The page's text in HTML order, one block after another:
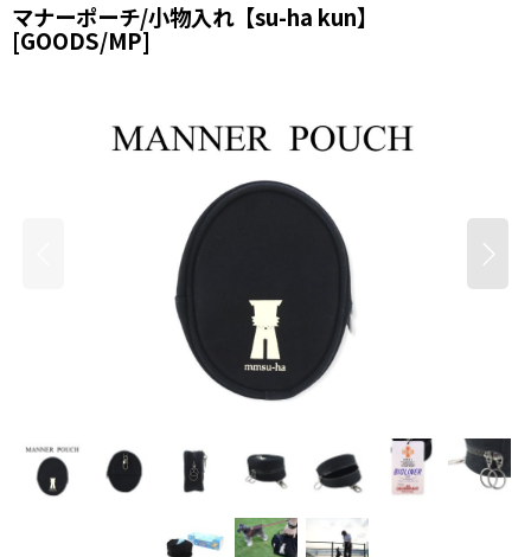
マナーポーチ/小物入れ【su-ha kun】
[GOODS/MP]